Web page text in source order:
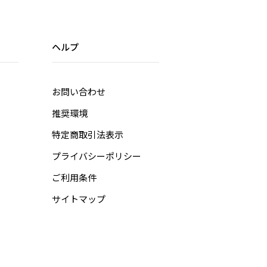
ヘルプ
お問い合わせ
推奨環境
特定商取引法表示
プライバシーポリシー
ご利用条件
サイトマップ